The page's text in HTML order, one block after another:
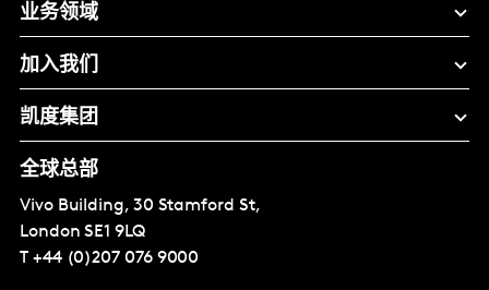
业务领域
加入我们
凯度集团
全球总部
Vivo Building, 30 Stamford St,
London SE1 9LQ
T +44 (0)207 076 9000